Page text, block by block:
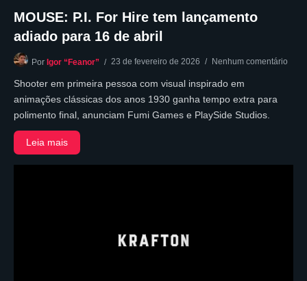
MOUSE: P.I. For Hire tem lançamento
adiado para 16 de abril
Por Igor “Feanor” 23 de fevereiro de 2026 Nenhum comentário
Shooter em primeira pessoa com visual inspirado em
animações clássicas dos anos 1930 ganha tempo extra para
polimento final, anunciam Fumi Games e PlaySide Studios.
Leia mais